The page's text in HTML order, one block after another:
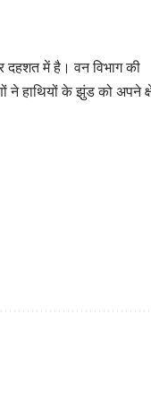
दहशत में है। वन विभाग की
ने हाथियों के झुंड को अपने